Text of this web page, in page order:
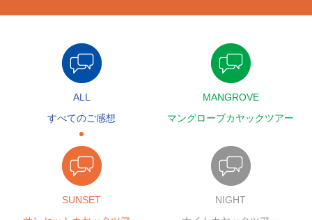
ALL
すべてのご感想
MANGROVE
マングローブカヤックツアー
SUNSET
NIGHT